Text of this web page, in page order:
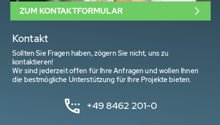
Kontakt
Sollten Sie Fragen haben, zögern Sie nicht, uns zu
kontaktieren!
Wir sind jederzeit offen für Ihre Anfragen und wollen Ihnen
die bestmögliche Unterstützung für Ihre Projekte bieten.
+49 8462 201-0
ZUM KONTAKTFORMULAR